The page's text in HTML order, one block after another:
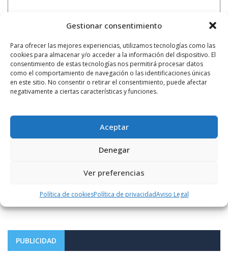
Gestionar consentimiento
Para ofrecer las mejores experiencias, utilizamos tecnologías como las
cookies para almacenar y/o acceder a la información del dispositivo. El
consentimiento de estas tecnologías nos permitirá procesar datos
como el comportamiento de navegación o las identificaciones únicas
en este sitio. No consentir o retirar el consentimiento, puede afectar
negativamente a ciertas características y funciones.
Aceptar
Denegar
Ver preferencias
Política de cookiesPolítica de privacidadAviso Legal
Notificarme vía correo electrónico cuando el comentario sea
cómo se procesan los datos de tus comentarios.
PUBLICIDAD